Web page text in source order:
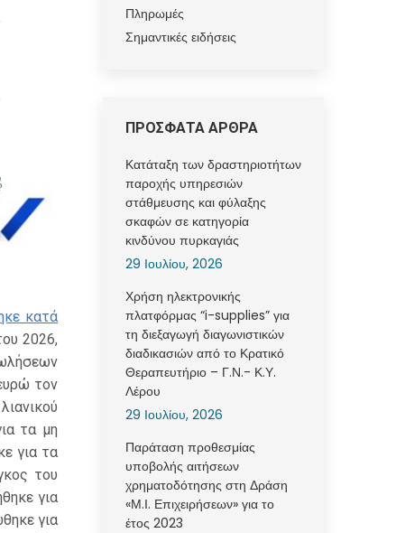
κατά
2026,
τον
τα μη
για τα
του
για
για
Πληρωμές
Σημαντικές ειδήσεις
ΠΡΟΣΦΑΤΑ ΑΡΘΡΑ
Κατάταξη των δραστηριοτήτων
παροχής υπηρεσιών
στάθμευσης και φύλαξης
σκαφών σε κατηγορία
κινδύνου πυρκαγιάς
29 Ιουλίου, 2026
Χρήση ηλεκτρονικής
πλατφόρμας “i-supplies” για
τη διεξαγωγή διαγωνιστικών
διαδικασιών από το Κρατικό
Θεραπευτήριο – Γ.Ν.- Κ.Υ.
Λέρου
29 Ιουλίου, 2026
Παράταση προθεσμίας
υποβολής αιτήσεων
χρηματοδότησης στη Δράση
«Μ.Ι. Επιχειρήσεων» για το
έτος 2023